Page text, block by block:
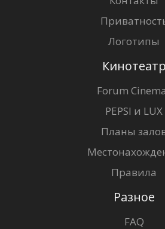
Логотипы
Кинотеатр
Forum
PEPSI и LUX
Планы
Правила
Разное
FAQ